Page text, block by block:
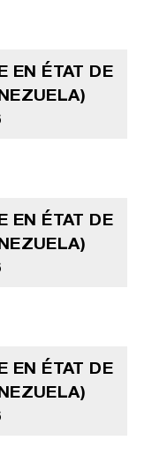
EN ÉTAT DE
EN ÉTAT DE
EN ÉTAT DE